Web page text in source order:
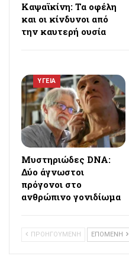
Καψαϊκίνη: Τα οφέλη
και οι κίνδυνοι από
την καυτερή ουσία
ΥΓΕΙΑ
Μυστηριώδες DNA:
Δύο άγνωστοι
πρόγονοι στο
ανθρώπινο γονιδίωμα
ΠΡΟΗΓΟΥΜΕΝΗ ΕΠΟΜΕΝΗ